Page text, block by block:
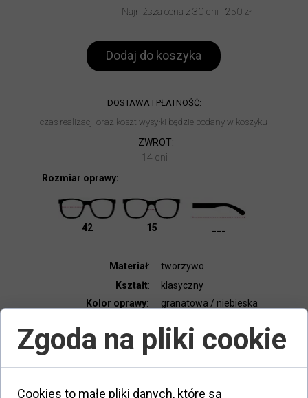
14 dni
czas realizacji oraz koszt wysyłki będzie podany w koszyku
ZWROT:
DOSTAWA I PŁATNOŚĆ:
etui, ściereczka
Dodatki:
granatowa / niebieska
Kolor oprawy:
Elastyczny zawias :
42
pełna
klasyczny
Kształt:
---
15
tworzywo
Materiał:
Rozmiar oprawy:
Najniższa cena z 30 dni - 250 zł
Dodaj do koszyka
Zgoda na pliki cookie
Cookies to małe pliki danych, które są